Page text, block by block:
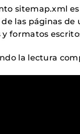
sitemap.xml
las páginas
formatos
la lectura